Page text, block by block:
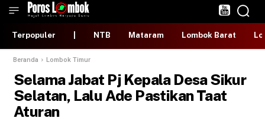
Terpopuler NTB Mataram Lombok Barat
Beranda Lombok Timur
Selama Jabat Pj Kepala Desa Sikur
Selatan, Lalu Ade Pastikan Taat
Aturan